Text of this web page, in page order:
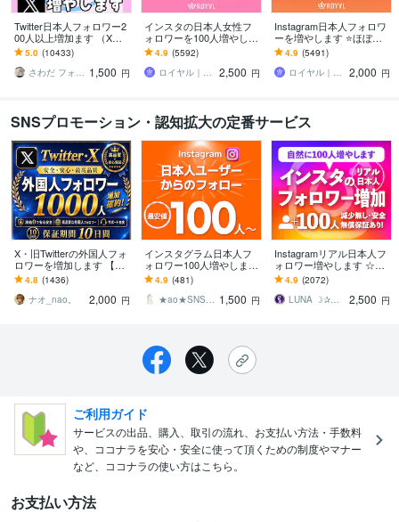
Twitter日本人フォロワー2
00人以上増加ます （X）
日本人のアクティブ フォ
ロワーを増やします。
5.0 (10433)
さわだ フォロワー31万人 1,500 円
インスタの日本人女性フ
ォロワーを100人増やしま
す ⭐️12月最新版・最大2万
人・Instagram⭐️
4.9 (5592)
ロイヤル｜SNSフォロワーサポート
2,500 円
Instagram日本人フォロワ
ーを増やします ⭐️ほぼ減
少なし・+100人～最大5万
人⭐️
4.9 (5491)
ロイヤル｜SNSフォロワーサポート
2,000 円
SNSプロモーション・認知拡大の定番サービス
X・旧Twitterの外国人フォ
ロワーを増加します 【コ
コナラNo.1長期保証付
き！】Xフォロワー1000増
加！
4.8 (1436)
ナオ_nao。
2,000 円
インスタグラム日本人フ
ォロワー100人増やします
補填保証付き インスタ 日
本人 Instagram運用を強化
4.9 (481)
★ao★SNS専門マーケター 1,500 円
Instagramリアル日本人フ
ォロワー増やします ☆最
高品質☆減少無し☆イン
スタ日本人フォロワー+10
0~3万
4.9 (2072)
LUNA ☽✰ママインフルエンサー
2,500 円
ご利用ガイド
サービスの出品、購入、取引の流れ、お支払い方法・手数料
や、ココナラを安心・安全に使って頂くための制度やマナー
など、ココナラの使い方はこちら。
お支払い方法